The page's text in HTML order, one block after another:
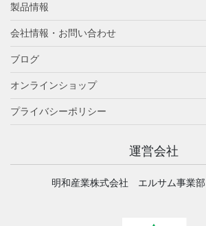
製品情報
会社情報・お問い合わせ
ブログ
オンラインショップ
プライバシーポリシー
運営会社
明和産業株式会社 エルサム事業部